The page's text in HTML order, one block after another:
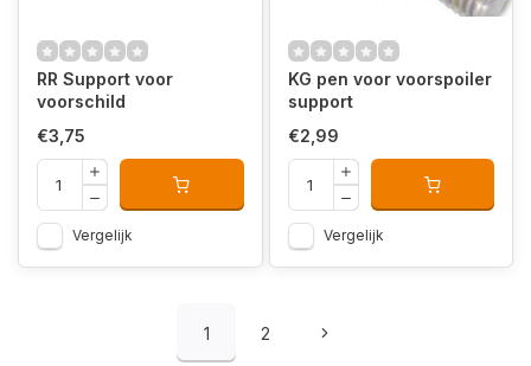
RR Support voor
voorschild
€3,75
Vergelijk
KG pen voor voorspoiler
support
€2,99
Vergelijk
1 2